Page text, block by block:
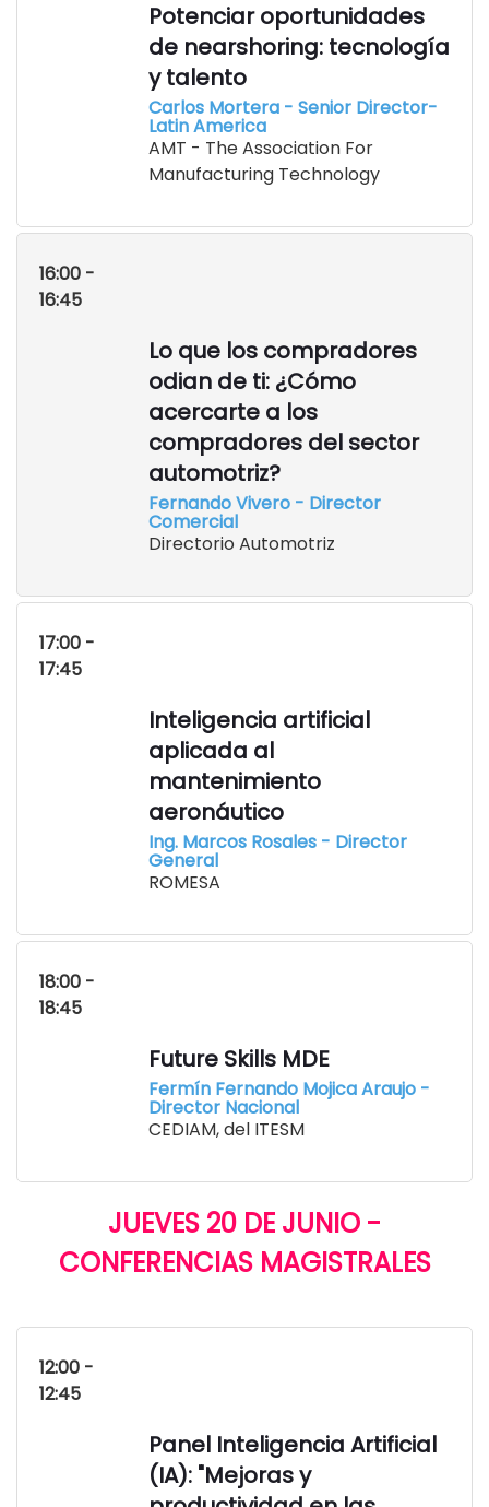
Potenciar oportunidades
de nearshoring: tecnología
y talento
Carlos Mortera - Senior Director-
Latin America
AMT - The Association For
Manufacturing Technology
16:00 -
16:45
Lo que los compradores
odian de ti: ¿Cómo
acercarte a los
compradores del sector
automotriz?
Fernando Vivero - Director
Comercial
Directorio Automotriz
17:00 -
17:45
Inteligencia artificial
aplicada al
mantenimiento
aeronáutico
Ing. Marcos Rosales - Director
General
ROMESA
18:00 -
18:45
Future Skills MDE
Fermín Fernando Mojica Araujo -
Director Nacional
CEDIAM, del ITESM
JUEVES 20 DE JUNIO -
CONFERENCIAS MAGISTRALES
12:00 -
12:45
Panel Inteligencia Artificial
(IA): "Mejoras y